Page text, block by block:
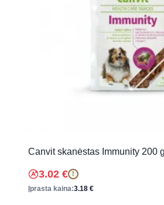
Canvit skanėstas Immunity 200 g
3.02 € !
Įprasta kaina:3.18 €